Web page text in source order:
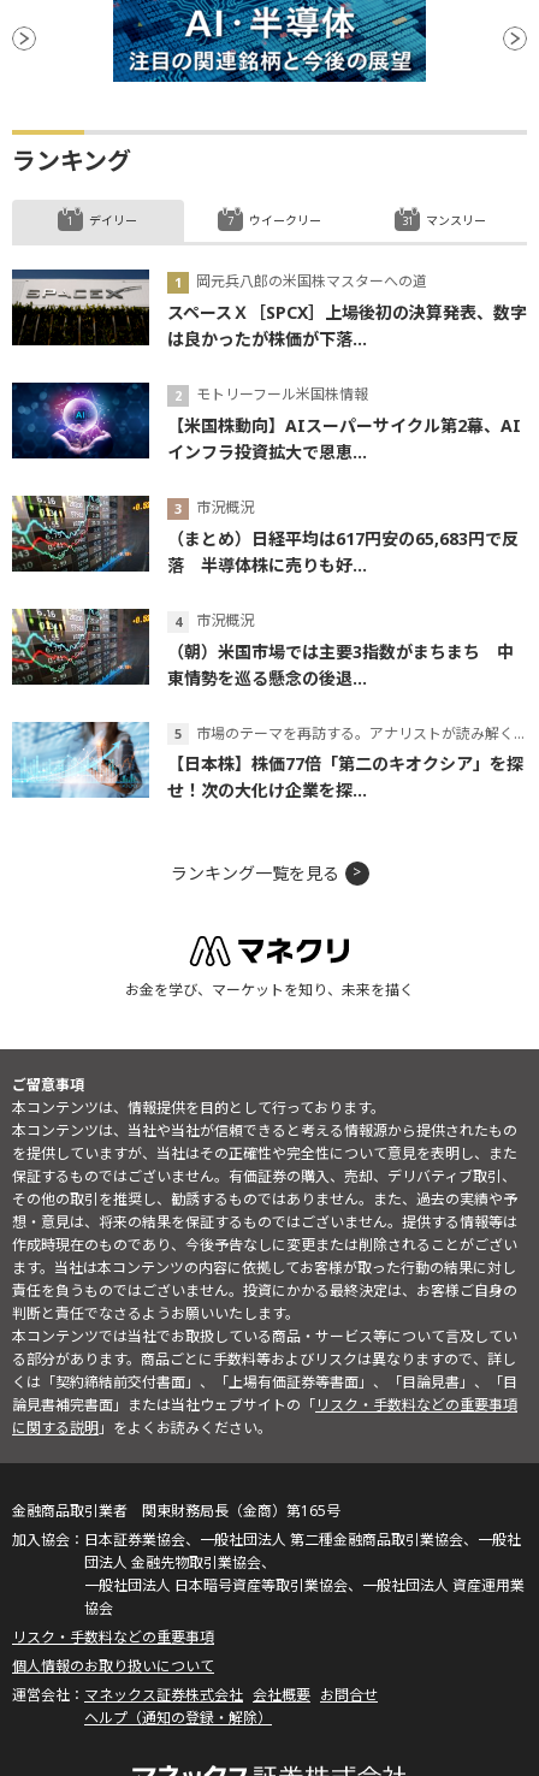
ランキング
デイリー
岡元兵八郎の米国株マスターへの道
スペースＸ［SPCX］上場後初の決算発表、数字
は良かったが株価が下落...
モトリーフール米国株情報
【米国株動向】AIスーパーサイクル第2幕、AI
インフラ投資拡大で恩恵...
市況概況
（まとめ）日経平均は617円安の65,683円で反
落 半導体株に売りも好...
市況概況
（朝）米国市場では主要3指数がまちまち 中
東情勢を巡る懸念の後退...
市場のテーマを再訪する。アナリストが読み解くテーマの本質
【日本株】株価77倍「第二のキオクシア」を探
せ！次の大化け企業を探...
ウイークリー マンスリー
ランキング一覧を見る
お金を学び、マーケットを知り、未来を描く
ご留意事項
本コンテンツは、情報提供を目的として行っております。
本コンテンツは、当社や当社が信頼できると考える情報源から提供されたもの
を提供していますが、当社はその正確性や完全性について意見を表明し、また
保証するものではございません。有価証券の購入、売却、デリバティブ取引、
その他の取引を推奨し、勧誘するものではありません。また、過去の実績や予
想・意見は、将来の結果を保証するものではございません。提供する情報等は
作成時現在のものであり、今後予告なしに変更または削除されることがござい
ます。当社は本コンテンツの内容に依拠してお客様が取った行動の結果に対し
責任を負うものではございません。投資にかかる最終決定は、お客様ご自身の
判断と責任でなさるようお願いいたします。
本コンテンツでは当社でお取扱している商品・サービス等について言及してい
る部分があります。商品ごとに手数料等およびリスクは異なりますので、詳し
くは「契約締結前交付書面」、「上場有価証券等書面」、「目論見書」、「目
論見書補完書面」または当社ウェブサイトの「リスク・手数料などの重要事項
に関する説明」をよくお読みください。
金融商品取引業者 関東財務局長（金商）第165号
日本証券業協会、一般社団法人 第二種金融商品取引業協会、一般社
団法人 金融先物取引業協会、
一般社団法人 日本暗号資産等取引業協会、一般社団法人 資産運用業
協会
リスク・手数料などの重要事項
個人情報のお取り扱いについて
マネックス証券株式会社 会社概要 お問合せ
ヘルプ（通知の登録・解除）